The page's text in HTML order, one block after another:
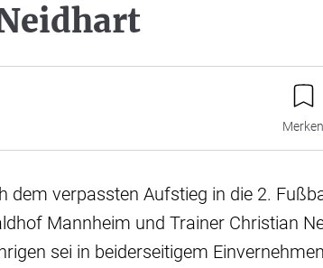
Merken
dem verpassten Aufstieg in die 2.
Mannheim und Trainer Christian
sei in beiderseitigem